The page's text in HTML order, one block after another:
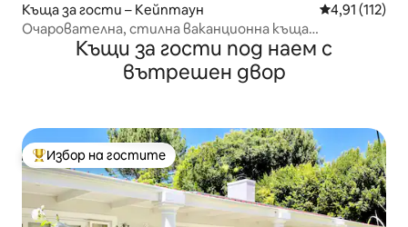
Къща за гости – Кейптаун Средна
4,91 (112)
Очарователна, стилна ваканционна къща
„Мариголд“ в залива Хаут
Къщи за гости под наем с
вътрешен двор
Най-популярен избор на гостите
Избор на гостите